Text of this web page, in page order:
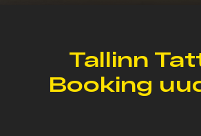
Tallinn
Booking